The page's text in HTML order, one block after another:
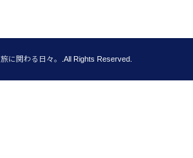
旅に関わる日々。 .All Rights Reserved.